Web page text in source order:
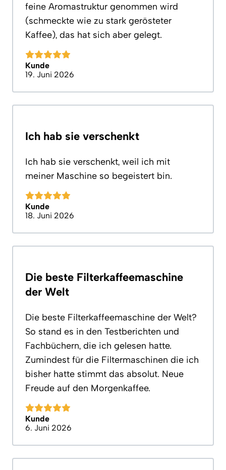
feine Aromastruktur genommen wird
(schmeckte wie zu stark gerösteter
Kaffee), das hat sich aber gelegt.
Kunde
19. Juni 2026
Ich hab sie verschenkt
Ich hab sie verschenkt, weil ich mit
meiner Maschine so begeistert bin.
Kunde
18. Juni 2026
Die beste Filterkaffeemaschine
der Welt
Die beste Filterkaffeemaschine der Welt?
So stand es in den Testberichten und
Fachbüchern, die ich gelesen hatte.
Zumindest für die Filtermaschinen die ich
bisher hatte stimmt das absolut. Neue
Freude auf den Morgenkaffee.
Kunde
6. Juni 2026